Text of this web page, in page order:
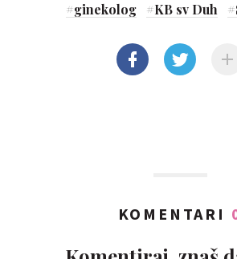
#ginekolog #KB sv Duh #
KOMENTARI